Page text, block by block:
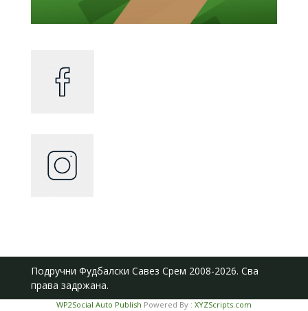
Подручни Фудбалски Савез Срем 2008-2026. Сва
права задржана.
WP2Social Auto Publish Powered By : XYZScripts.com